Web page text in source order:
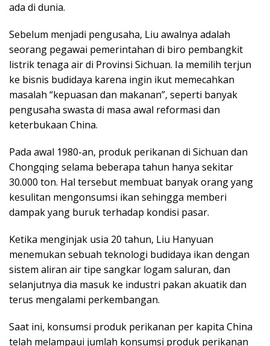
ada di dunia.
Sebelum menjadi pengusaha, Liu awalnya adalah
seorang pegawai pemerintahan di biro pembangkit
listrik tenaga air di Provinsi Sichuan. Ia memilih terjun
ke bisnis budidaya karena ingin ikut memecahkan
masalah “kepuasan dan makanan”, seperti banyak
pengusaha swasta di masa awal reformasi dan
keterbukaan China.
Pada awal 1980-an, produk perikanan di Sichuan dan
Chongqing selama beberapa tahun hanya sekitar
30.000 ton. Hal tersebut membuat banyak orang yang
kesulitan mengonsumsi ikan sehingga memberi
dampak yang buruk terhadap kondisi pasar.
Ketika menginjak usia 20 tahun, Liu Hanyuan
menemukan sebuah teknologi budidaya ikan dengan
sistem aliran air tipe sangkar logam saluran, dan
selanjutnya dia masuk ke industri pakan akuatik dan
terus mengalami perkembangan.
Saat ini, konsumsi produk perikanan per kapita China
telah melampaui jumlah konsumsi produk perikanan